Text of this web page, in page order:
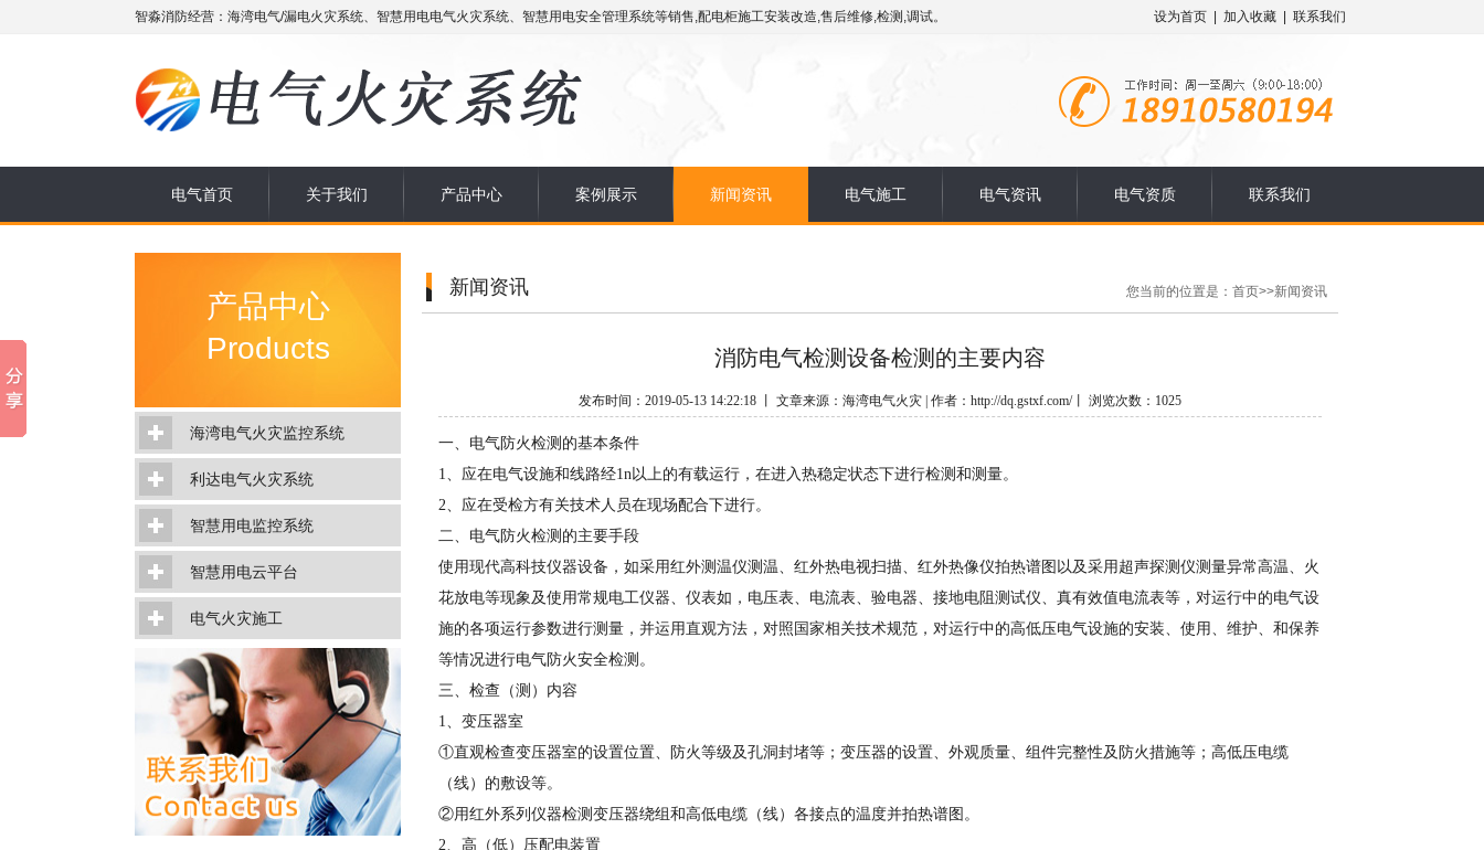
智淼消防经营：海湾电气/漏电火灾系统、智慧用电电气火灾系统、智慧用电安全管理系统等销售,配电柜施工安装改造,售后维修,检测,调试。 设为首页 加入收藏 联系我们
电气首页 关于我们 产品中心 案例展示 新闻资讯 电气施工 电气资讯 电气资质 联系我们
产品中心
Products
海湾电气火灾监控系统
利达电气火灾系统
智慧用电监控系统
智慧用电云平台
电气火灾施工
您当前的位置是： 首页>>新闻资讯
新闻资讯
消防电气检测设备检测的主要内容
发布时间：2019-05-13 14:22:18 丨 文章来源：海湾电气火灾 | 作者：http://dq.gstxf.com/丨 浏览次数：1025
一、电气防火检测的基本条件
1、应在电气设施和线路经1n以上的有载运行，在进入热稳定状态下进行检测和测量。
2、应在受检方有关技术人员在现场配合下进行。
二、电气防火检测的主要手段
使用现代高科技仪器设备，如采用红外测温仪测温、红外热电视扫描、红外热像仪拍热谱图以及采用超声探测仪测量异常高温、火
花放电等现象及使用常规电工仪器、仪表如，电压表、电流表、验电器、接地电阻测试仪、真有效值电流表等，对运行中的电气设
施的各项运行参数进行测量，并运用直观方法，对照国家相关技术规范，对运行中的高低压电气设施的安装、使用、维护、和保养
等情况进行电气防火安全检测。
三、检查（测）内容
1、变压器室
①直观检查变压器室的设置位置、防火等级及孔洞封堵等；变压器的设置、外观质量、组件完整性及防火措施等；高低压电缆
（线）的敷设等。
②用红外系列仪器检测变压器绕组和高低电缆（线）各接点的温度并拍热谱图。
2、高（低）压配电装置